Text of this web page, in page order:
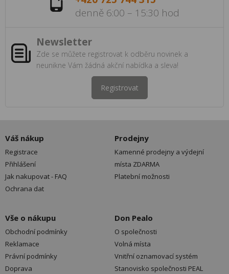
denně 6:00 – 15:30 hod
Newsletter
Zde se můžete registrovat k odběru novinek a
neunikne Vám žádná akční nabídka a sleva!
Registrovat
Váš nákup
Registrace
Přihlášení
Jak nakupovat - FAQ
Ochrana dat
Prodejny
Kamenné prodejny a výdejní
místa ZDARMA
Platební možnosti
Vše o nákupu
Obchodní podmínky
Reklamace
Právní podmínky
Doprava
Don Pealo
O společnosti
Volná místa
Vnitřní oznamovací systém
Stanovisko společnosti PEAL